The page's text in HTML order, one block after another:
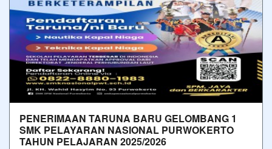
PENERIMAAN TARUNA BARU GELOMBANG 1
SMK PELAYARAN NASIONAL PURWOKERTO
TAHUN PELAJARAN 2025/2026